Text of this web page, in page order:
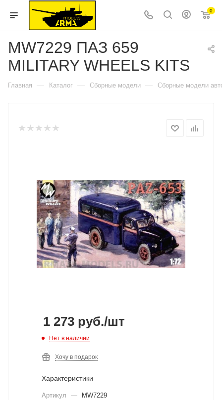
0
MW7229 ПАЗ 659
MILITARY WHEELS KITS
Главная — Каталог — Сборные модели — Сборные модели
1 273 руб./шт
Нет в наличии
Хочу в подарок
Характеристики
Артикул —
MW7229